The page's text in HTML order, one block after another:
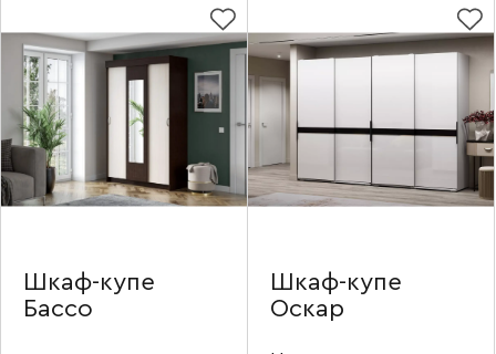
Шкаф-купе
Бассо
Шкаф-купе
Оскар